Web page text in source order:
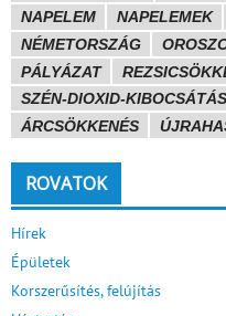
NAPELEM
NAPELEMEK
NÉMETORSZÁG
PÁLYÁZAT
SZÉN-DIOXID-KIBOCSÁTÁS
ÁRCSÖKKENÉS
ROVATOK
Hírek
Épületek
Korszerűsítés, felújítás